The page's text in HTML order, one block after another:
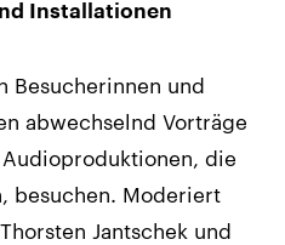
Installationen
Besucherinnen und
abwechselnd Vorträge
die
besuchen. Moderiert
Jantschek und